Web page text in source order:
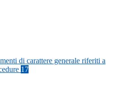
di carattere generale riferiti a
17